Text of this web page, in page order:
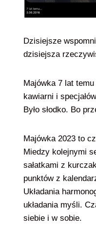
Dzisiejsze
dzisiejsza
Majówka 7 lat
kawiarni i
Było słodko. Bo
Majówka 2023 to
Miedzy kolejnymi
sałatkami z
punktów z
Układania
układania myśli.
siebie i w sobie.